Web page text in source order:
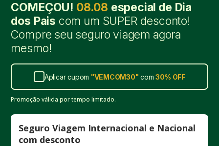
COMEÇOU! 08.08 especial de Dia
dos Pais com um SUPER desconto!
Compre seu seguro viagem agora
mesmo!
Aplicar cupom "VEMCOM30" com30% OFF
Promoção válida por tempo limitado.
Seguro Viagem Internacional e Nacional
com desconto